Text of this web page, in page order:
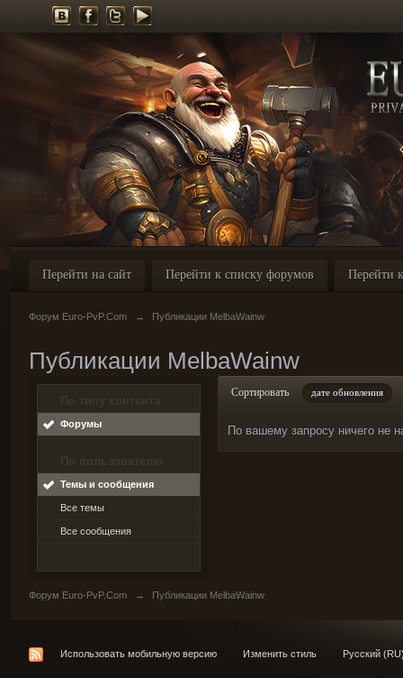
Перейти на сайт Перейти к списку форумов Перейти
Форум Euro-PvP.Com → Публикации MelbaWainw
Публикации MelbaWainw
По типу контента
Форумы
По пользователю
Темы и сообщения
Все темы
Все сообщения
Сортировать дате обновления
По вашему запросу ничего не
Форум Euro-PvP.Com → Публикации MelbaWainw
Использовать мобильную версию Изменить стиль Русский